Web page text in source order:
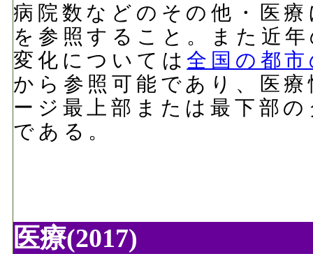
病院数などのその他・医
を参照すること。また近
変化については全国の都
から参照可能であり、医
ージ最上部または最下部
である。
医療(2017)